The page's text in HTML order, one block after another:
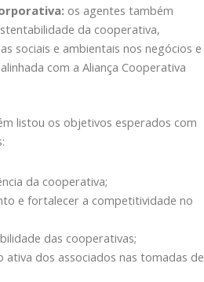
os agentes também
da cooperativa,
sociais e ambientais nos negócios e
com a Aliança Cooperativa
listou os objetivos esperados com
da cooperativa;
e fortalecer a competitividade no
das cooperativas;
ativa dos associados nas tomadas de